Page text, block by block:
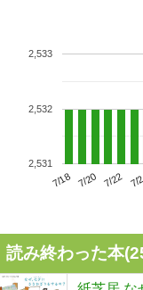
7/18 7/20 7/22 7/
2,531
2,532
2,533
読み終わった本(